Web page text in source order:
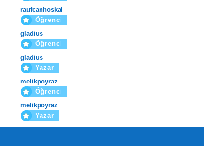
raufcanhoskal
Öğrenci
gladius
Öğrenci
gladius
Yazar
melikpoyraz
Öğrenci
melikpoyraz
Yazar